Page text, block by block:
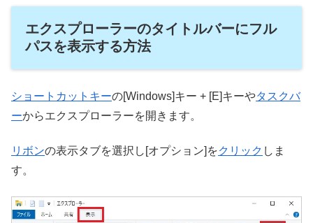
エクスプローラーのタイトルバーにフル
パスを表示する方法
ショートカットキーの[Windows]キー + [E]キーやタスクバ
ーからエクスプローラーを開きます。
リボンの表示タブを選択し[オプション]をクリック しま
す。